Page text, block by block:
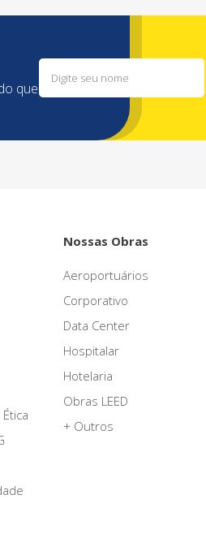
que
Nossas Obras
Aeroportuários
Corporativo
Data Center
Hospitalar
Hotelaria
Obras LEED
+ Outros